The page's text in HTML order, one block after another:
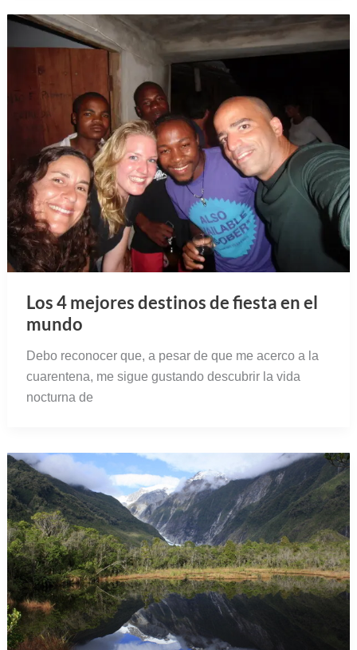
Los 4 mejores destinos de fiesta en el
mundo
Debo reconocer que, a pesar de que me acerco a la
cuarentena, me sigue gustando descubrir la vida
nocturna de